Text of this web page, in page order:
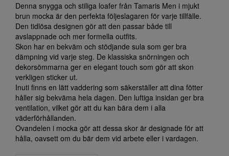
Denna snygga och stiliga loafer från Tamaris Men i mjukt
brun mocka är den perfekta följeslagaren för varje tillfälle.
Den tidlösa designen gör att den passar både till
avslappnade och mer formella outfits.
Skon har en bekväm och stödjande sula som ger bra
dämpning vid varje steg. De klassiska snörningen och
dekorsömmarna ger en elegant touch som gör att skon
verkligen sticker ut.
Inuti finns en lätt vaddering som säkerställer att dina fötter
håller sig bekväma hela dagen. Den luftiga insidan ger bra
ventilation, vilket gör att du kan bära dem i alla
väderförhållanden.
Ovandelen i mocka gör att dessa skor är designade för att
hålla, oavsett om du bär dem vid arbete eller i vardagen.